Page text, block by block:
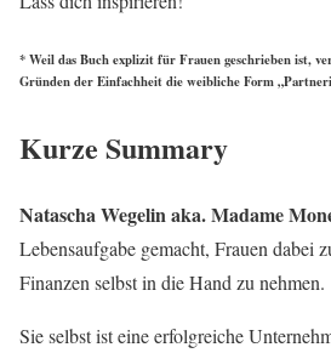
* Weil das Buch explizit für Frauen geschrieben ist,
Gründen der Einfachheit die weibliche Form
Kurze Summary
Natascha Wegelin aka. Madame
Lebensaufgabe gemacht, Frauen dabei
Finanzen selbst in die Hand zu nehmen.
Sie selbst ist eine erfolgreiche